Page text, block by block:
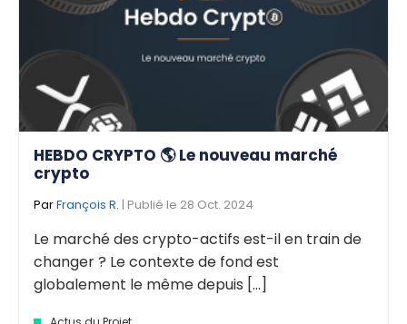
HEBDO CRYPTO 🌎 Le nouveau marché
crypto
ParFrançois R. | Publié le 28 Oct. 2024
Le marché des crypto-actifs est-il en train de
changer ? Le contexte de fond est
globalement le même depuis [...]